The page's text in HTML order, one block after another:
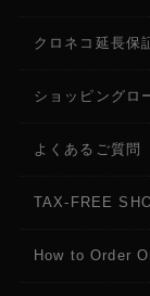
クロネコ延長保
ショッピングロ
よくあるご質問
TAX-FREE
How to Order